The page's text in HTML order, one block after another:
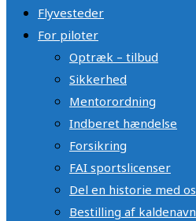
Flyvesteder
For piloter
Optræk – tilbud
Sikkerhed
Mentorordning
Indberet hændelse
Forsikring
FAI sportslicenser
Del en historie med os
Bestilling af kaldenavn